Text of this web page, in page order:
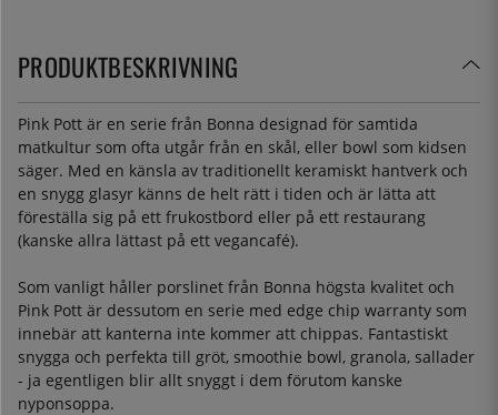
PRODUKTBESKRIVNING
Pink Pott är en serie från Bonna designad för samtida
matkultur som ofta utgår från en skål, eller bowl som kidsen
säger. Med en känsla av traditionellt keramiskt hantverk och
en snygg glasyr känns de helt rätt i tiden och är lätta att
föreställa sig på ett frukostbord eller på ett restaurang
(kanske allra lättast på ett vegancafé).
Som vanligt håller porslinet från Bonna högsta kvalitet och
Pink Pott är dessutom en serie med edge chip warranty som
innebär att kanterna inte kommer att chippas. Fantastiskt
snygga och perfekta till gröt, smoothie bowl, granola, sallader
- ja egentligen blir allt snyggt i dem förutom kanske
nyponsoppa.